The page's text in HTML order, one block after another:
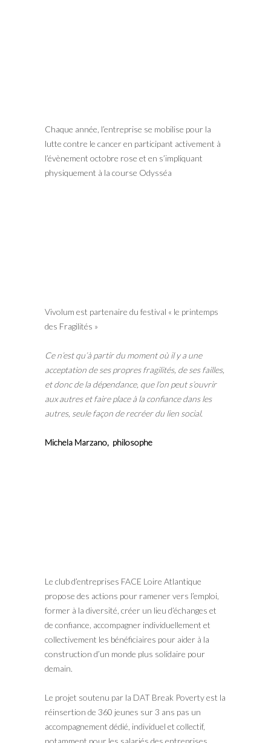
Chaque année, l’entreprise se mobilise pour la
lutte contre le cancer en participant activement à
l’évènement octobre rose et en s’impliquant
physiquement à la course Odysséa
Vivolum est partenaire du festival « le printemps
des Fragilités »
Ce n’est qu’à partir du moment où il y a une
acceptation de ses propres fragilités, de ses failles,
et donc de la dépendance, que l’on peut s’ouvrir
aux autres et faire place à la confiance dans les
autres, seule façon de recréer du lien social.
Michela Marzano, philosophe
Le club d’entreprises FACE Loire Atlantique
propose des actions pour ramener vers l’emploi,
former à la diversité, créer un lieu d’échanges et
de confiance, accompagner individuellement et
collectivement les bénéficiaires pour aider à la
construction d’un monde plus solidaire pour
demain.
Le projet soutenu par la DAT Break Poverty est la
réinsertion de 360 jeunes sur 3 ans pas un
accompagnement dédié, individuel et collectif,
notamment pour les salariés des entreprises.